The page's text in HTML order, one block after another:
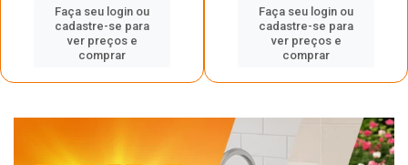
Faça seu login ou
cadastre-se para
ver preços e
comprar
Faça seu login ou
cadastre-se para
ver preços e
comprar